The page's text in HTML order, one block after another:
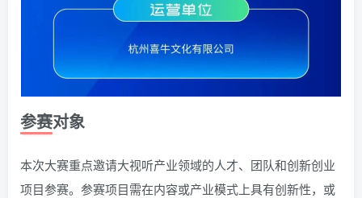
参赛对象
本次大赛重点邀请大视听产业领域的人才、团队和创新创业
项目参赛。参赛项目需在内容或产业模式上具有创新性，或